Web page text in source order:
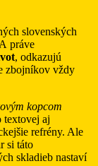
slovenských
práve
, odkazujú
zbojníkov vždy
kopcom
textovej aj
refrény. Ale
si táto
skladieb nastaví